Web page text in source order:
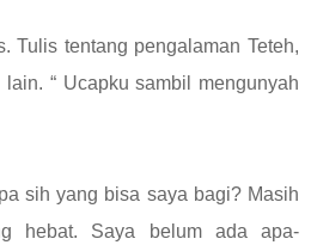
Tulis tentang pengalaman Teteh,
“ Ucapku sambil mengunyah
sih yang bisa saya bagi? Masih
hebat. Saya belum ada apa-